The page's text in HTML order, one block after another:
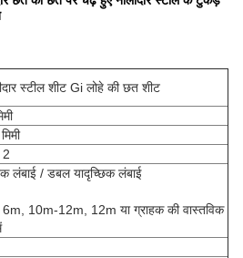
स्टील शीट Gi लोहे की छत शीट
2
लंबाई / डबल यादृच्छिक लंबाई
10m-12m, 12m या ग्राहक की वास्तविक